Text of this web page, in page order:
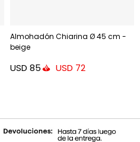
Almohadón Chiarina Ø 45 cm -
beige
USD 85 USD 72